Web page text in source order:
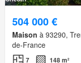
504 000 €
Maison à 93290,
de-France
7
148 m²